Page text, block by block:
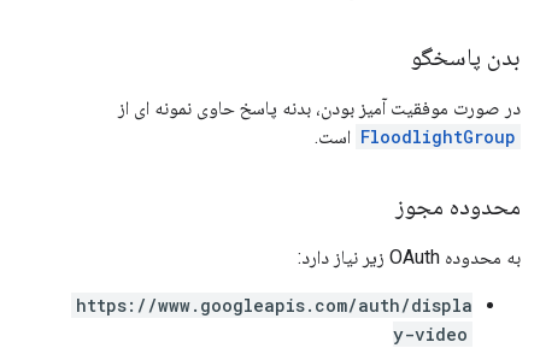
بدن پاسخگو
در صورت موفقیت آمیز بودن، بدنه پاسخ حاوی نمونه ای از
FloodlightGroup است.
محدوده مجوز
به محدوده OAuth زیر نیاز دارد:
https://www.googleapis.com/auth/displa
y-video